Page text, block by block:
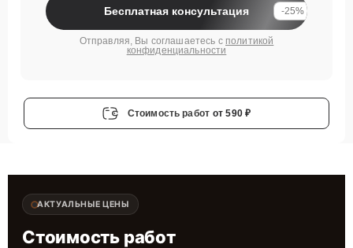
Бесплатная консультация -25%
Отправляя, Вы соглашаетесь с политикой
конфиденциальности
Стоимость работ от 590 ₽
АКТУАЛЬНЫЕ ЦЕНЫ
Стоимость работ